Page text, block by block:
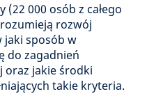
000 osób z całego
rozwój
jaki sposób w
do zagadnień
oraz jakie środki
takie kryteria.